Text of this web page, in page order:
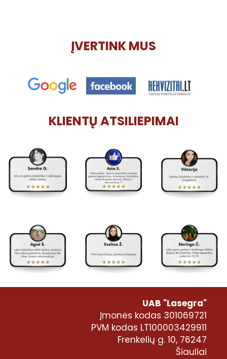
ĮVERTINK MUS
KLIENTŲ ATSILIEPIMAI
UAB "Lasegra"
Įmonės kodas 301069721
PVM kodas LT100003429911
Frenkelių g. 10, 76247
Šiauliai